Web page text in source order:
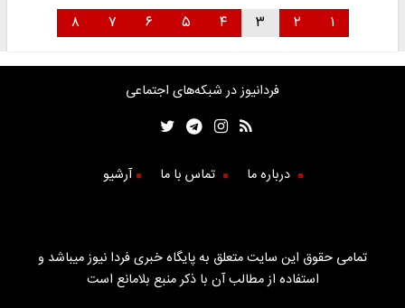
۱ ۲ ۳ ۴ ۵ ۶ ۷ ۸
فردانیوز در شبکه‌های اجتماعی
درباره ما تماس با ما آرشیو
تمامی حقوق این سایت متعلق به پایگاه خبری فردا نیوز میباشد و
استفاده از مطالب آن با ذکر منبع بلامانع است